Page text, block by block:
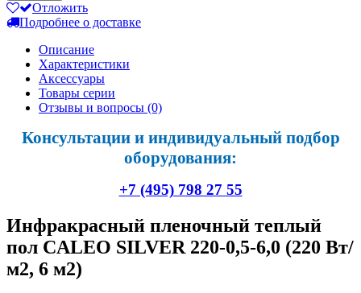
Отложить
Подробнее о доставке
Описание
Характеристики
Аксессуары
Товары серии
Отзывы и вопросы (0)
Консультации и индивидуальный подбор
оборудования:
+7 (495) 798 27 55
Инфракрасный пленочный теплый
пол CALEO SILVER 220-0,5-6,0 (220 Вт/
м2, 6 м2)